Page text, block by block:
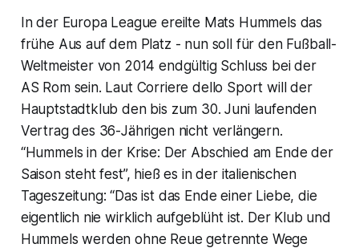
In der Europa League ereilte Mats Hummels das
frühe Aus auf dem Platz - nun soll für den Fußball-
Weltmeister von 2014 endgültig Schluss bei der
AS Rom sein. Laut Corriere dello Sport will der
Hauptstadtklub den bis zum 30. Juni laufenden
Vertrag des 36-Jährigen nicht verlängern.
“Hummels in der Krise: Der Abschied am Ende der
Saison steht fest”, hieß es in der italienischen
Tageszeitung: “Das ist das Ende einer Liebe, die
eigentlich nie wirklich aufgeblüht ist. Der Klub und
Hummels werden ohne Reue getrennte Wege